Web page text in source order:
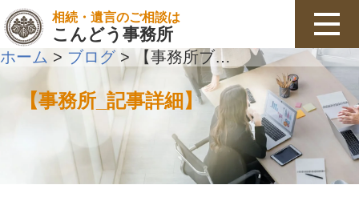
相続・遺言のご相談は
こんどう事務所
ホーム > ブログ > 【事務所ブログ】2025年☆第25回☆「家族信託をするべき事例⑦～再婚家庭の相続トラブルを未然に防ぐ～
【事務所_記事詳細】